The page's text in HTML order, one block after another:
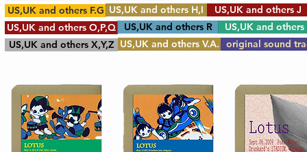
US,UK and others F.G US,UK and others H,I
US,UK and others J
US,UK and others O,P,Q
US,UK and others
US,UK and others R
US,UK and others X,Y,Z US,UK and others V.A. original sound